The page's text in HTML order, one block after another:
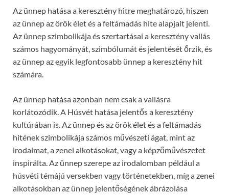
Az ünnep hatása a keresztény hitre meghatározó, hiszen
az ünnep az örök élet és a feltámadás hite alapjait jelenti.
Az ünnep szimbolikája és szertartásai a keresztény vallás
számos hagyományát, szimbólumát és jelentését őrzik, és
az ünnep az egyik legfontosabb ünnep a keresztény hit
számára.
Az ünnep hatása azonban nem csak a vallásra
korlátozódik. A Húsvét hatása jelentős a keresztény
kultúrában is. Az ünnep és az örök élet és a feltámadás
hitének szimbolikája számos művészeti ágat, mint az
irodalmat, a zenei alkotásokat, vagy a képzőművészetet
inspirálta. Az ünnep szerepe az irodalomban például a
húsvéti témájú versekben vagy történetekben, míg a zenei
alkotásokban az ünnep jelentőségének ábrázolása